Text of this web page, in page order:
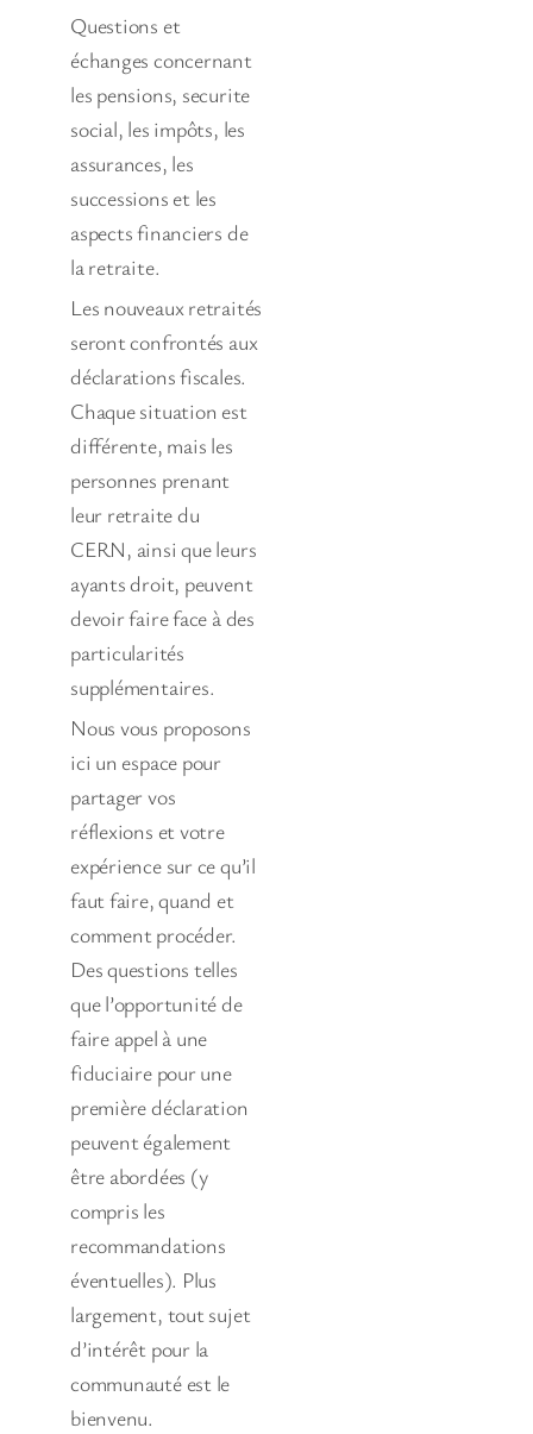
Questions et
échanges concernant
les pensions, securite
social, les impôts, les
assurances, les
successions et les
aspects financiers de
la retraite.
Les nouveaux retraités
seront confrontés aux
déclarations fiscales.
Chaque situation est
différente, mais les
personnes prenant
leur retraite du
CERN, ainsi que leurs
ayants droit, peuvent
devoir faire face à des
particularités
supplémentaires.
Nous vous proposons
ici un espace pour
partager vos
réflexions et votre
expérience sur ce qu’il
faut faire, quand et
comment procéder.
Des questions telles
que l’opportunité de
faire appel à une
fiduciaire pour une
première déclaration
peuvent également
être abordées (y
compris les
recommandations
éventuelles). Plus
largement, tout sujet
d’intérêt pour la
communauté est le
bienvenu.